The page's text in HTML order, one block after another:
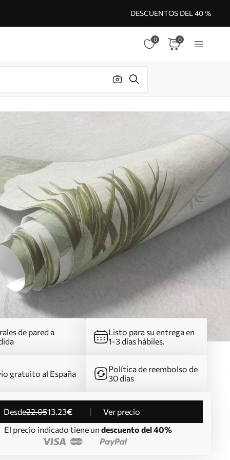
DESCUENTOS DEL 40 %
0 0
de pared a
Listo para su entrega en
1-3 días hábiles.
gratuito al España
Política de reembolso de
30 días
desde22.0513.23€
Ver precio
El precio indicado tiene un descuento del 40%